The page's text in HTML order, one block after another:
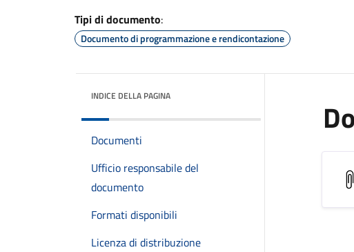
Tipi di documento:
Documento di programmazione e rendicontazione
INDICE DELLA PAGINA
Documenti
Ufficio responsabile del
documento
Formati disponibili
Licenza di distribuzione